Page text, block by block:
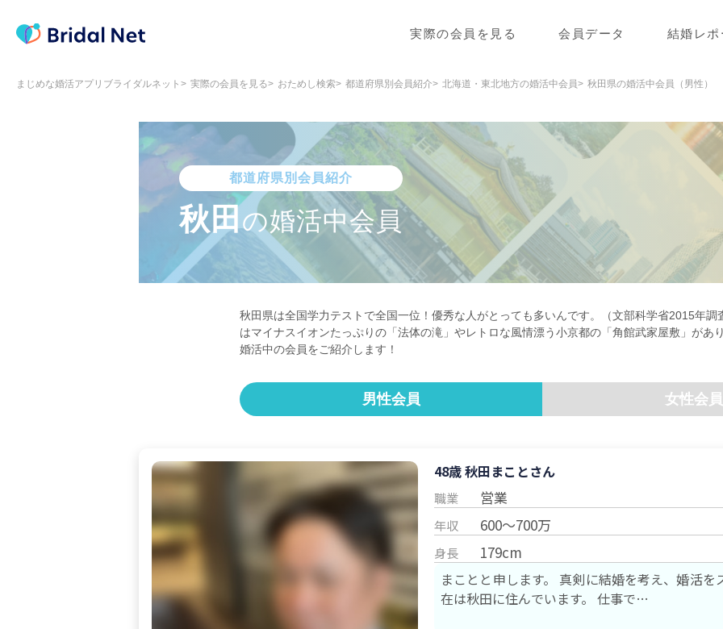
実際の会員を見る 会員データ 結婚レポ
まじめな婚活アプリブライダルネット 実際の会員を見る おためし検索 都道府県別会員紹介 北海道・東北地方の婚活中会員 秋田県の婚活中会員（男性）
都道府県別会員紹介
秋田の婚活中会員
秋田県は全国学力テストで全国一位！優秀な人がとっても多いんです。（文部科学省2015年
はマイナスイオンたっぷりの「法体の滝」やレトロな風情漂う小京都の「角館武家屋敷」があ
婚活中の会員をご紹介します！
男性会員 女性会員
48歳 秋田まことさん
職業 営業
年収 600～700万
身長 179cm
まことと申します。 真剣に結婚を考え、婚活をスタート
在は秋田に住んでいます。 仕事で…